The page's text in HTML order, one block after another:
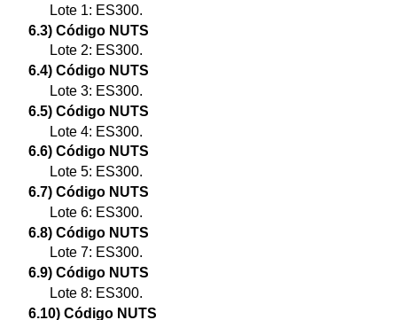
Lote 1: ES300.
6.3) Código NUTS
Lote 2: ES300.
6.4) Código NUTS
Lote 3: ES300.
6.5) Código NUTS
Lote 4: ES300.
6.6) Código NUTS
Lote 5: ES300.
6.7) Código NUTS
Lote 6: ES300.
6.8) Código NUTS
Lote 7: ES300.
6.9) Código NUTS
Lote 8: ES300.
6.10) Código NUTS